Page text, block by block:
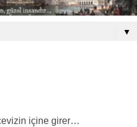
▼
içine girer…